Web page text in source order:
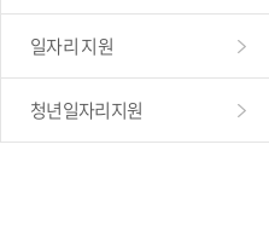
일자리 지원
청년일자리지원